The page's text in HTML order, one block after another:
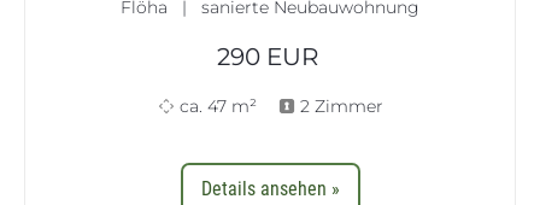
Flöha | sanierte Neubauwohnung
290EUR
ca. 47 m² 2 Zimmer
Details ansehen »